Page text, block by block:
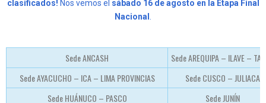
clasificados! Nos vemos el sábado 16 de agosto en la Etapa Final
Nacional .
Sede ANCASH
Sede AREQUIPA – ILAVE –
Sede AYACUCHO – ICA – LIMA PROVINCIAS
Sede CUSCO – JULIACA
Sede HUÁNUCO – PASCO
Sede JUNÍN